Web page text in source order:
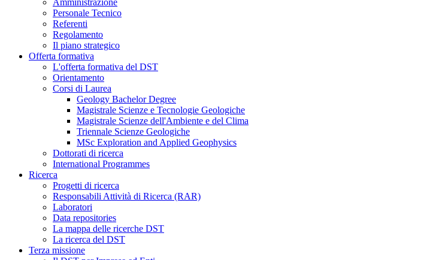
Amministrazione
Personale Tecnico
Referenti
Regolamento
Il piano strategico
Offerta formativa
L'offerta formativa del DST
Orientamento
Corsi di Laurea
Geology Bachelor Degree
Magistrale Scienze e Tecnologie Geologiche
Magistrale Scienze dell'Ambiente e del Clima
Triennale Scienze Geologiche
MSc Exploration and Applied Geophysics
Dottorati di ricerca
International Programmes
Ricerca
Progetti di ricerca
Responsabili Attività di Ricerca (RAR)
Laboratori
Data repositories
La mappa delle ricerche DST
La ricerca del DST
Terza missione